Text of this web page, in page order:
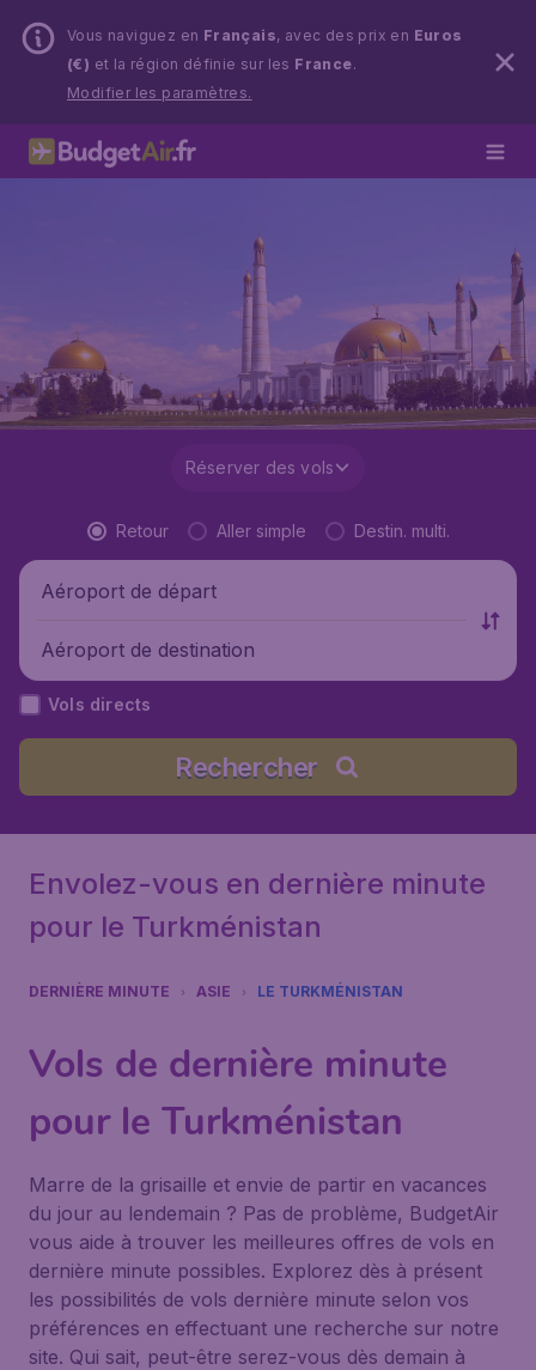
Vous naviguez en Français, avec des prix en Euros
(€) et la région définie sur les France.
Modifier les paramètres.
Réserver des vols
Retour Aller simple Destin. multi.
Aéroport de départ
Aéroport de destination
Vols directs
Rechercher
Envolez-vous en dernière minute
pour le Turkménistan
DERNIÈRE MINUTE ASIE LE TURKMÉNISTAN
Vols de dernière minute
pour le Turkménistan
Marre de la grisaille et envie de partir en vacances
du jour au lendemain ? Pas de problème, BudgetAir
vous aide à trouver les meilleures offres de vols en
dernière minute possibles. Explorez dès à présent
les possibilités de vols dernière minute selon vos
préférences en effectuant une recherche sur notre
site. Qui sait, peut-être serez-vous dès demain à